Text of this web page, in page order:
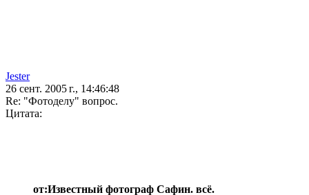
Jester
26 сент. 2005 г., 14:46:48
Re: "Фотоделу" вопрос.
Цитата:
от:Известный фотограф Сафин. всё.